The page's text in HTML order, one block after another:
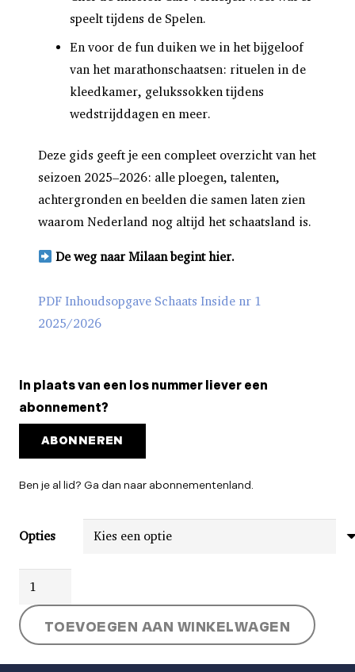
speelt tijdens de Spelen.
En voor de fun duiken we in het bijgeloof
van het marathonschaatsen: rituelen in de
kleedkamer, gelukssokken tijdens
wedstrijddagen en meer.
Deze gids geeft je een compleet overzicht van het
seizoen 2025–2026: alle ploegen, talenten,
achtergronden en beelden die samen laten zien
waarom Nederland nog altijd het schaatsland is.
De weg naar Milaan begint hier.
PDF Inhoudsopgave Schaats Inside nr 1
2025/2026
In plaats van een los nummer liever een
abonnement?
ABONNEREN
Ben je al lid? Ga dan naar abonnementenland.
Opties
Schaatsinside
#1
-
Team
Presentatie
TOEVOEGEN AAN WINKELWAGEN